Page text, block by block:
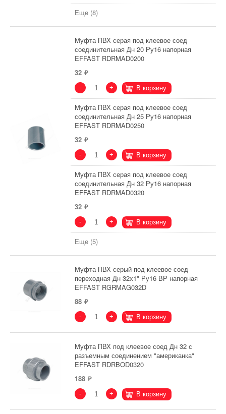
Еще (8)
Муфта ПВХ серая под клеевое соед
соединительная Дн 20 Ру16 напорная
EFFAST RDRMAD0200
32
- + В корзину
Муфта ПВХ серая под клеевое соед
соединительная Дн 25 Ру16 напорная
EFFAST RDRMAD0250
32
- + В корзину
Муфта ПВХ серая под клеевое соед
соединительная Дн 32 Ру16 напорная
EFFAST RDRMAD0320
32
- + В корзину
Еще (5)
Муфта ПВХ серый под клеевое соед
переходная Дн 32х1" Ру16 ВР напорная
EFFAST RGRMAG032D
88
- + В корзину
Муфта ПВХ под клеевое соед Дн 32 с
разъемным соединением "американка"
EFFAST RDRBOD0320
188
- + В корзину